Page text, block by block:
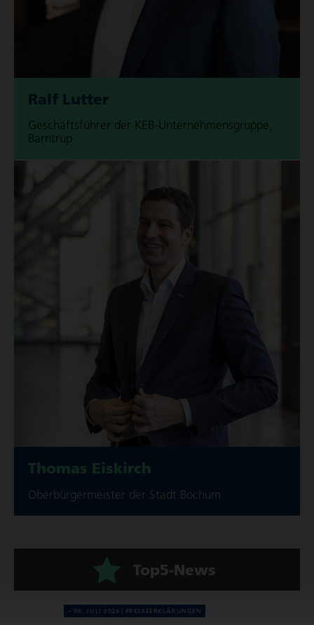
Ralf Lutter
Geschäfts­führer der KEB-Unter­neh­mens­gruppe,
Barntrup
Thomas Eiskirch
Ober­bür­ger­meister der Stadt Bochum
Top5-News
06. JULI 2026 PRES­SE­ER­KLÄ­RUN­GEN